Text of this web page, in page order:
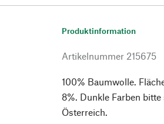
Produktinformation
Artikelnummer 215675
100% Baumwolle.
8%. Dunkle Farben
Österreich.